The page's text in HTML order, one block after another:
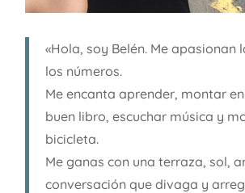
«Hola, soy Belén. Me apasionan
los números.
Me encanta aprender, montar
buen libro, escuchar música y
bicicleta.
Me ganas con una terraza, sol,
conversación que divaga y